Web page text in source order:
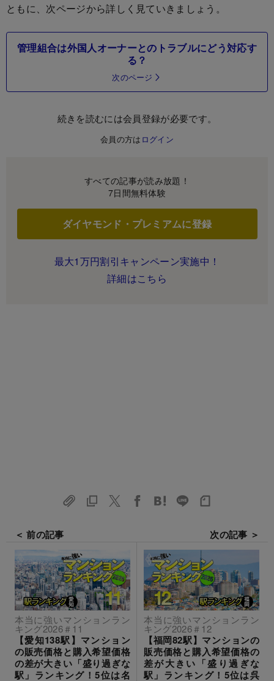
ともに、次ページから詳しく見ていきましょう。
管理組合は外国人オーナーとのトラブルにどう対応す
る？
次のページ
続きを読むには会員登録が必要です。
会員の方は ログイン
すべての記事が読み放題！
7日間無料体験
ダイヤモンド・プレミアムに登録
最大1万円割引キャンペーン実施中！
詳細はこちら
＜ 前の記事
本当に強いマンションラン
キング2026＃11
【愛知138駅】マンション
の販売価格と購入希望価格
の差が大きい「盛り過ぎな
駅」ランキング！5位は名
次の記事 ＞
本当に強いマンションラン
キング2026＃12
【福岡82駅】マンションの
販売価格と購入希望価格の
差が大きい「盛り過ぎな
駅」ランキング！5位は呉